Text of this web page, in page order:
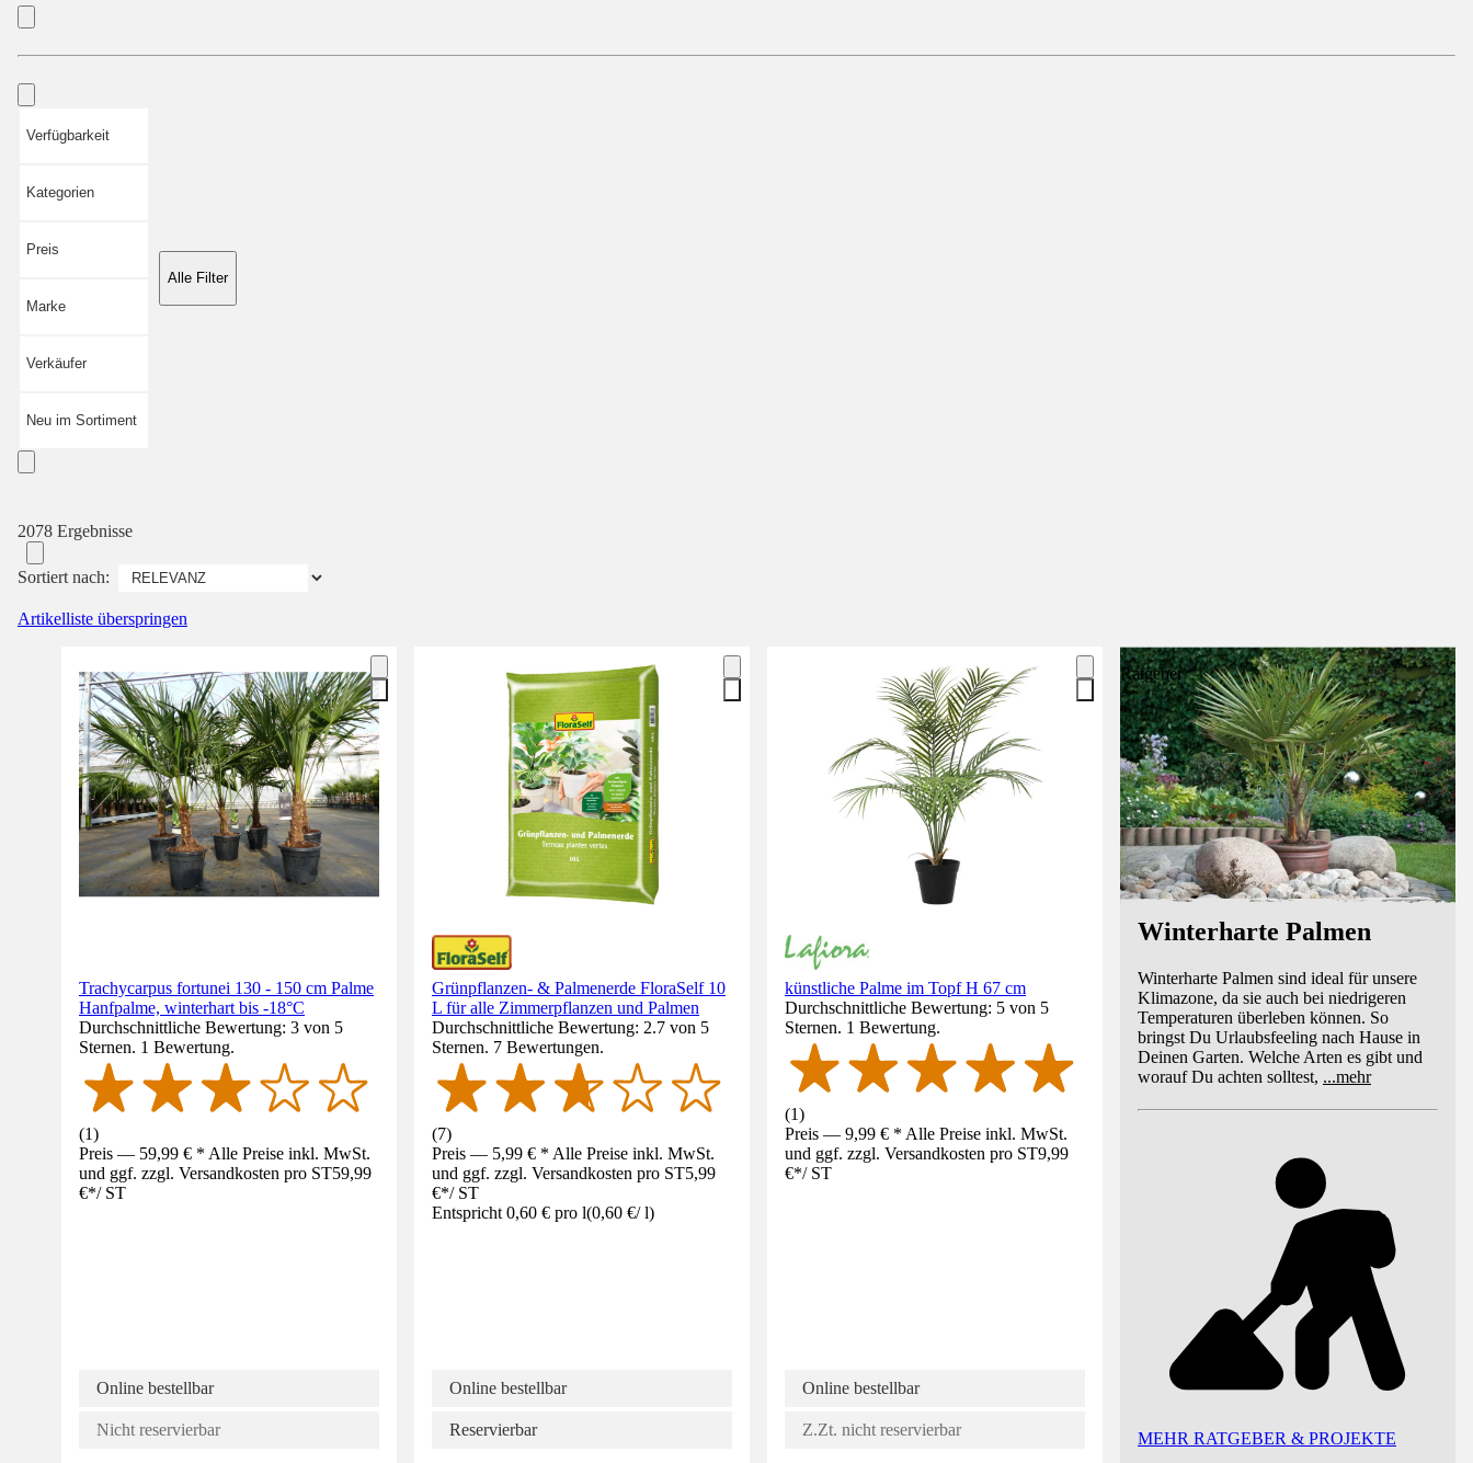
Verfügbarkeit
Kategorien
Preis
Marke
Verkäufer
Neu im Sortiment
Alle Filter
2078 Ergebnisse
Sortiert nach:
Artikelliste überspringen
Trachycarpus fortunei 130 - 150 cm Palme
Hanfpalme, winterhart bis -18°C
Durchschnittliche Bewertung: 3 von 5
Sternen. 1 Bewertung.
(1)
Preis — 59,99 € * Alle Preise inkl. MwSt.
und ggf. zzgl. Versandkosten pro ST59,99
€*/ ST
Online bestellbar
Nicht reservierbar
Grünpflanzen- & Palmenerde FloraSelf 10
L für alle Zimmerpflanzen und Palmen
Durchschnittliche Bewertung: 2.7 von 5
Sternen. 7 Bewertungen.
(7)
Preis — 5,99 € * Alle Preise inkl. MwSt.
und ggf. zzgl. Versandkosten pro ST5,99
€*/ ST
Entspricht 0,60 € pro l(0,60 €/ l)
Online bestellbar
Reservierbar
künstliche Palme im Topf H 67 cm
Durchschnittliche Bewertung: 5 von 5
Sternen. 1 Bewertung.
(1)
Preis — 9,99 € * Alle Preise inkl. MwSt.
und ggf. zzgl. Versandkosten pro ST9,99
€*/ ST
Online bestellbar
Z.Zt. nicht reservierbar
Ratgeber
Winterharte Palmen
Winterharte Palmen sind ideal für unsere
Klimazone, da sie auch bei niedrigeren
Temperaturen überleben können. So
bringst Du Urlaubsfeeling nach Hause in
Deinen Garten. Welche Arten es gibt und
worauf Du achten solltest, ...mehr
MEHR RATGEBER & PROJEKTE